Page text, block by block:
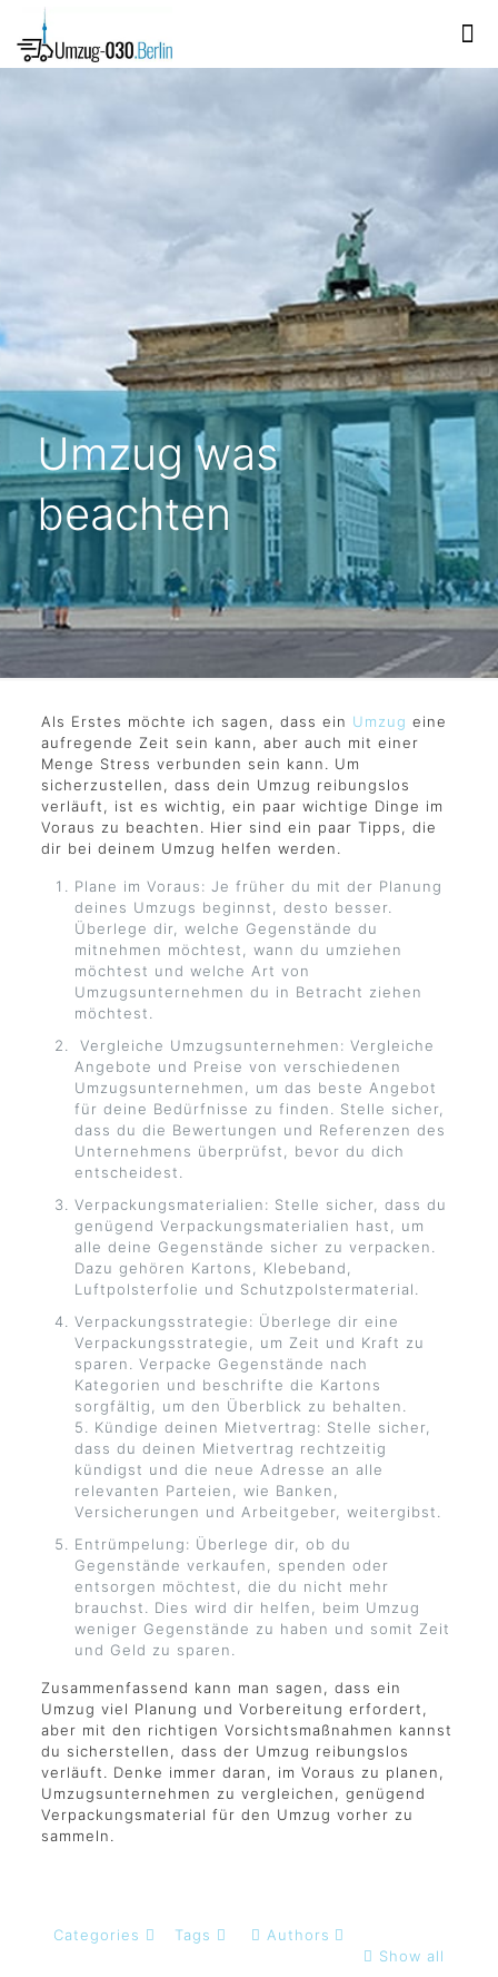
Umzug was
beachten
Als Erstes möchte ich sagen, dass ein Umzug eine
aufregende Zeit sein kann, aber auch mit einer
Menge Stress verbunden sein kann. Um
sicherzustellen, dass dein Umzug reibungslos
verläuft, ist es wichtig, ein paar wichtige Dinge im
Voraus zu beachten. Hier sind ein paar Tipps, die
dir bei deinem Umzug helfen werden.
Plane im Voraus: Je früher du mit der Planung
deines Umzugs beginnst, desto besser.
Überlege dir, welche Gegenstände du
mitnehmen möchtest, wann du umziehen
möchtest und welche Art von
Umzugsunternehmen du in Betracht ziehen
möchtest.
Vergleiche Umzugsunternehmen: Vergleiche
Angebote und Preise von verschiedenen
Umzugsunternehmen, um das beste Angebot
für deine Bedürfnisse zu finden. Stelle sicher,
dass du die Bewertungen und Referenzen des
Unternehmens überprüfst, bevor du dich
entscheidest.
Verpackungsmaterialien: Stelle sicher, dass du
genügend Verpackungsmaterialien hast, um
alle deine Gegenstände sicher zu verpacken.
Dazu gehören Kartons, Klebeband,
Luftpolsterfolie und Schutzpolstermaterial.
Verpackungsstrategie: Überlege dir eine
Verpackungsstrategie, um Zeit und Kraft zu
sparen. Verpacke Gegenstände nach
Kategorien und beschrifte die Kartons
sorgfältig, um den Überblick zu behalten.
5. Kündige deinen Mietvertrag: Stelle sicher,
dass du deinen Mietvertrag rechtzeitig
kündigst und die neue Adresse an alle
relevanten Parteien, wie Banken,
Versicherungen und Arbeitgeber, weitergibst.
Entrümpelung: Überlege dir, ob du
Gegenstände verkaufen, spenden oder
entsorgen möchtest, die du nicht mehr
brauchst. Dies wird dir helfen, beim Umzug
weniger Gegenstände zu haben und somit Zeit
und Geld zu sparen.
Zusammenfassend kann man sagen, dass ein
Umzug viel Planung und Vorbereitung erfordert,
aber mit den richtigen Vorsichtsmaßnahmen kannst
du sicherstellen, dass der Umzug reibungslos
verläuft. Denke immer daran, im Voraus zu planen,
Umzugsunternehmen zu vergleichen, genügend
Verpackungsmaterial für den Umzug vorher zu
sammeln.
Categories Tags
Authors
Show all